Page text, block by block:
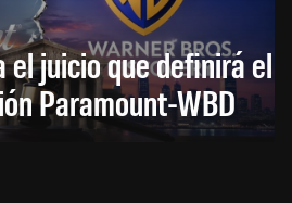
el juicio que definirá el
Paramount-WBD